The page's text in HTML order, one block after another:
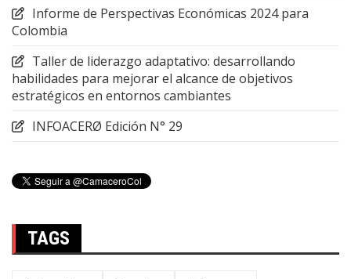
Informe de Perspectivas Económicas 2024 para
Colombia
Taller de liderazgo adaptativo: desarrollando
habilidades para mejorar el alcance de objetivos
estratégicos en entornos cambiantes
INFOACERØ Edición N° 29
TAGS